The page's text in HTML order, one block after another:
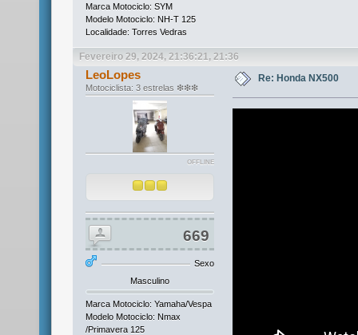
Marca Motociclo: SYM
Modelo Motociclo: NH-T 125
Localidade: Torres Vedras
Fevereiro 29, 2024, 21:36:21, 21:36
LeoLopes
Motociclista: 3 estrelas ❇❇❇
OFFLINE
669
Sexo
Masculino
Marca Motociclo: Yamaha/Vespa
Modelo Motociclo: Nmax
/Primavera 125
Re: Honda NX500